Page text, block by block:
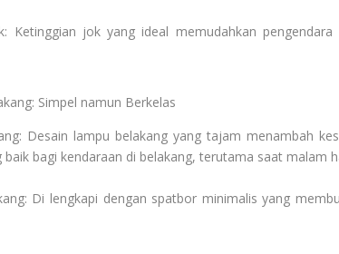
Ketinggian jok yang ideal memudahkan
Simpel namun Berkelas
Desain lampu belakang yang tajam menambah
baik bagi kendaraan di belakang, terutama saat malam
Di lengkapi dengan spatbor minimalis yang